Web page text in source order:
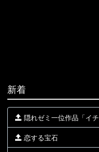
新着
隠れゼミ一位作品「イチ
恋する宝石